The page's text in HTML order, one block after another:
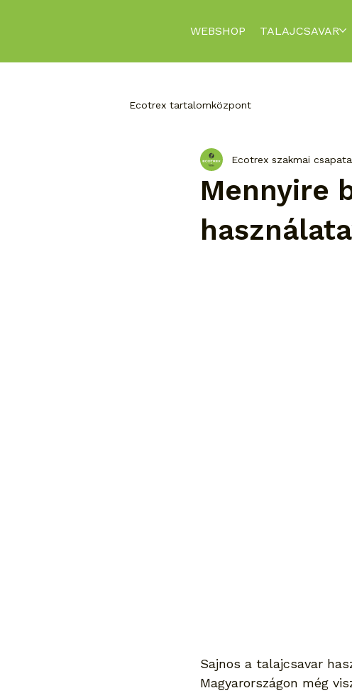
WEBSHOP TALAJCSAVAR
Ecotrex tartalomközpont
Mennyire
Ecotrex szakmai csapata
Sajnos a talajcsavar
Magyarországon még